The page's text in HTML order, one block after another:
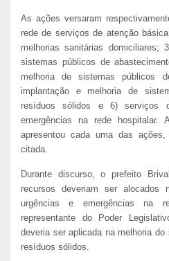
As ações versaram
rede de serviços de atenção
melhorias sanitárias domiciliares;
sistemas públicos de
melhoria de sistemas públicos
implantação e melhoria de
resíduos sólidos e 6) serviços
emergências na rede hospitalar.
apresentou cada uma das
citada.
Durante discurso, o prefeito
recursos deveriam ser alocados
urgências e emergências na
representante do Poder
deveria ser aplicada na melhoria
resíduos sólidos.